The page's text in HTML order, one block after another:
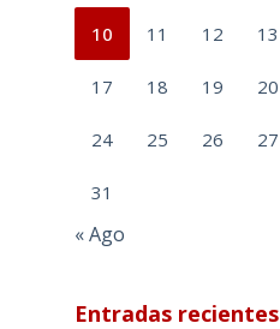
10 11 12 13
17 18 19 20
24 25 26 27
31
« Ago
Entradas recientes